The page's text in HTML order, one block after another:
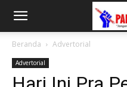
Beranda Advertorial
Advertorial